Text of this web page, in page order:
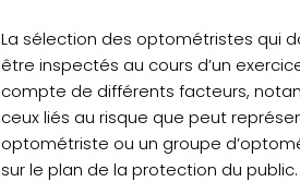
La sélection des optométristes qui
être inspectés au cours d’un
compte de différents facteurs,
ceux liés au risque que peut
optométriste ou un groupe
sur le plan de la protection du public.